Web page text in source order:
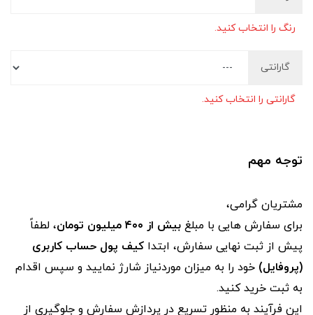
رنگ را انتخاب کنید.
گارانتی
گارانتی را انتخاب کنید.
توجه مهم
مشتریان گرامی،
برای سفارش‌ هایی با مبلغ بیش از ۴۰۰ میلیون تومان
، لطفاً
پیش از ثبت نهایی سفارش، ابتدا کیف پول حساب کاربری
(پروفایل) خود را به میزان موردنیاز شارژ نمایید و سپس اقدام
به ثبت خرید کنید.
این فرآیند به‌ منظور تسریع در پردازش سفارش و جلوگیری از